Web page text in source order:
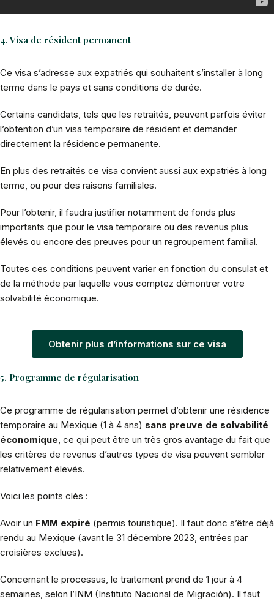
4. Visa de résident permanent
Ce visa s’adresse aux expatriés qui souhaitent s’installer à long
terme dans le pays et sans conditions de durée.
Certains candidats, tels que les retraités, peuvent parfois éviter
l’obtention d’un visa temporaire de résident et demander
directement la résidence permanente.
En plus des retraités ce visa convient aussi aux expatriés à long
terme, ou pour des raisons familiales.
Pour l’obtenir, il faudra justifier notamment de fonds plus
importants que pour le visa temporaire ou des revenus plus
élevés ou encore des preuves pour un regroupement familial.
Toutes ces conditions peuvent varier en fonction du consulat et
de la méthode par laquelle vous comptez démontrer votre
solvabilité économique.
Obtenir plus d’informations sur ce visa
5. Programme de régularisation
Ce programme de régularisation permet d’obtenir une résidence
temporaire au Mexique (1 à 4 ans) sans preuve de solvabilité
économique, ce qui peut être un très gros avantage du fait que
les critères de revenus d’autres types de visa peuvent sembler
relativement élevés.
Voici les points clés :
Avoir un FMM expiré (permis touristique). Il faut donc s’être déjà
rendu au Mexique (avant le 31 décembre 2023, entrées par
croisières exclues).
Concernant le processus, le traitement prend de 1 jour à 4
semaines, selon l’INM (Instituto Nacional de Migración). Il faut